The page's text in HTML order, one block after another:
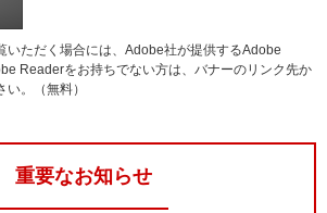
いただく場合には、Adobe社が提供するAdobe
Readerをお持ちでない方は、バナーのリンク先か
。（無料）
重要なお知らせ